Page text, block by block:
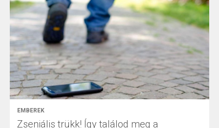
EMBEREK
Zseniális trükk! Így találod meg a